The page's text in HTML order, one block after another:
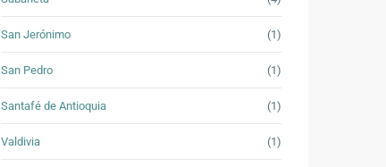
San Jerónimo (1)
San Pedro (1)
Santafé de Antioquia (1)
Valdivia (1)